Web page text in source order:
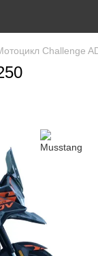
Challenge